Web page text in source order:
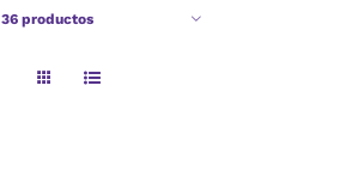
36 productos